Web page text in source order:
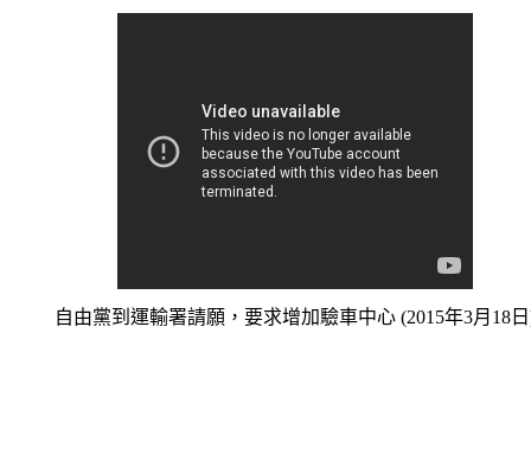
自由黨到運輸署請願，要求增加驗車中心 (2015年3月18